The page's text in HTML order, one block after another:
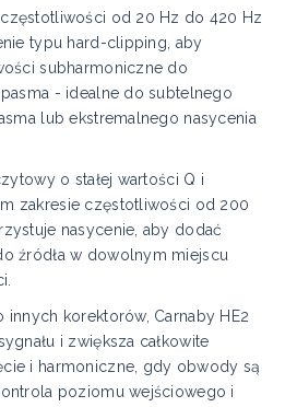
częstotliwości od 20 Hz do 420 Hz
typu hard-clipping, aby
subharmoniczne do
- idealne do subtelnego
lub ekstremalnego nasycenia
o stałej wartości Q i
zakresie częstotliwości od 200
nasycenie, aby dodać
źródła w dowolnym miejscu
korektorów, Carnaby HE2
i zwiększa całkowite
i harmoniczne, gdy obwody są
poziomu wejściowego i